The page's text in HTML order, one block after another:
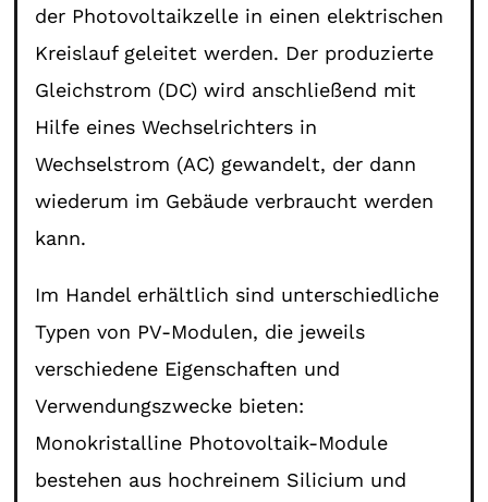
der Photovoltaikzelle in einen elektrischen
Kreislauf geleitet werden. Der produzierte
Gleichstrom (DC) wird anschließend mit
Hilfe eines Wechselrichters in
Wechselstrom (AC) gewandelt, der dann
wiederum im Gebäude verbraucht werden
kann.
Im Handel erhältlich sind unterschiedliche
Typen von PV-Modulen, die jeweils
verschiedene Eigenschaften und
Verwendungszwecke bieten:
Monokristalline Photovoltaik-Module
bestehen aus hochreinem Silicium und